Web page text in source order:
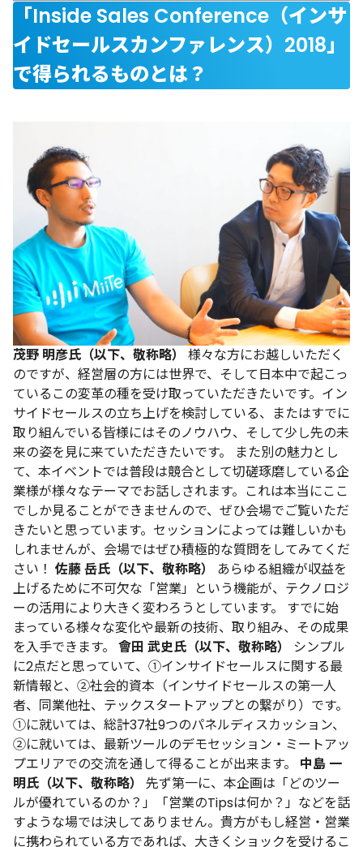
「Inside Sales Conference（インサ
イドセールスカンファレンス）2018」
で得られるものとは？
茂野 明彦氏（以下、敬称略）
様々な方にお越しいただく
のですが、経営層の方には世界で、そして日本中で起こっ
ているこの変革の種を受け取っていただきたいです。イン
サイドセールスの立ち上げを検討している、またはすでに
取り組んでいる皆様にはそのノウハウ、そして少し先の未
来の姿を見に来ていただきたいです。
また別の魅力とし
て、本イベントでは普段は競合として切磋琢磨している企
業様が様々なテーマでお話しされます。これは本当にここ
でしか見ることができませんので、ぜひ会場でご覧いただ
きたいと思っています。セッションによっては難しいかも
しれませんが、会場ではぜひ積極的な質問をしてみてくだ
さい！ 佐藤 岳氏（以下、敬称略）
あらゆる組織が収益を
上げるために不可欠な「営業」という機能が、テクノロジ
ーの活用により大きく変わろうとしています。
すでに始
まっている様々な変化や最新の技術、取り組み、 その成果
を入手できます。
會田 武史氏（以下、敬称略）
シンプル
に2点だと思っていて、①インサイドセールスに関する最
新情報と、②社会的資本（インサイドセールスの第一人
者、同業他社、テックスタートアップとの繋がり）です。
①に就いては、総計37社9つのパネルディスカッション、
②に就いては、最新ツールのデモセッション・ミートアッ
プエリアでの交流を通して得ることが出来ます。
中島 一
明氏（以下、敬称略）
先ず第一に、本企画は「どのツー
ルが優れているのか？」「営業のTipsは何か？」などを話
すような場では決してありません。貴方がもし経営・営業
に携わられている方であれば、大きくショックを受けるこ